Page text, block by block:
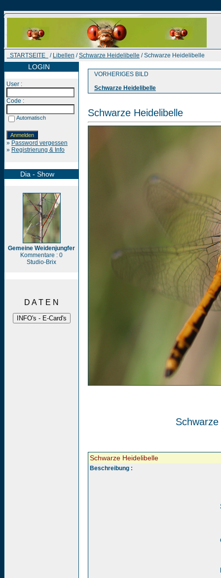
STARTSEITE / Libellen /Schwarze Heidelibelle / Schwarze Heidelibelle
LOGIN
User :
Code :
Automatisch
» Password vergessen
» Registrierung & Info
Dia - Show
Gemeine Weidenjungfer
Kommentare : 0
Studio-Brix
D A T E N
VORHERIGES BILD
Schwarze Heidelibelle
Schwarze Heidelibelle
Schwarze Heidelibelle
Beschreibung :